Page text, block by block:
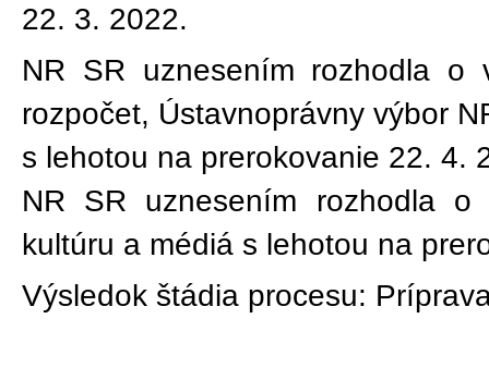
22. 3. 2022.
NR SR uznesením rozhodla
rozpočet, Ústavnoprávny výbor
s lehotou na prerokovanie 22. 4.
NR SR uznesením rozhodla
kultúru a médiá s lehotou na
Výsledok štádia procesu: